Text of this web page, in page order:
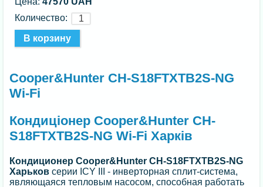
Количество:
Cooper&Hunter CH-S18FTXTB2S-NG
Wi-Fi
Кондиціонер Cooper&Hunter CH-
S18FTXTB2S-NG Wi-Fi Харків
Кондиционер Cooper&Hunter CH-S18FTXTB2S-NG
Харьков серии ICY III - инверторная сплит-система,
являющаяся тепловым насосом, способная работать